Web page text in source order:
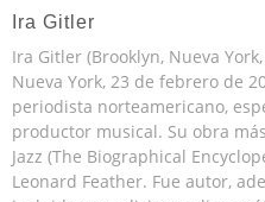
Ira Gitler
Ira Gitler (Brooklyn, Nueva
Nueva York, 23 de febrero de
periodista norteamericano,
productor musical. Su obra
Jazz (The Biographical
Leonard Feather. Fue autor,